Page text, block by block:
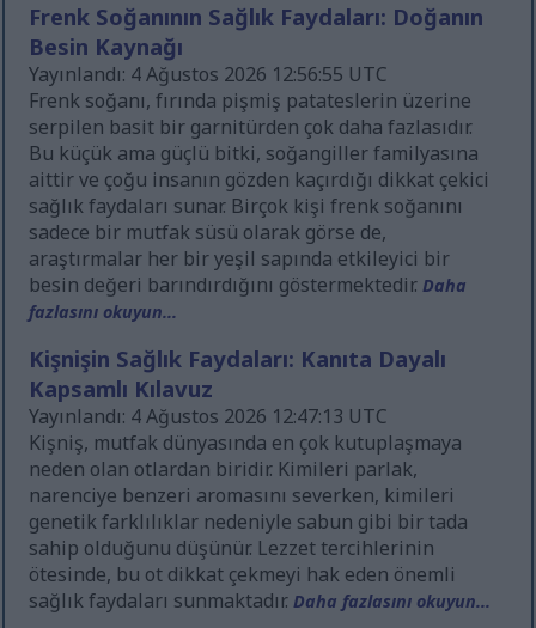
Frenk Soğanının Sağlık Faydaları: Doğanın
Besin Kaynağı
Yayınlandı: 4 Ağustos 2026 12:56:55 UTC
Frenk soğanı, fırında pişmiş patateslerin üzerine
serpilen basit bir garnitürden çok daha fazlasıdır.
Bu küçük ama güçlü bitki, soğangiller familyasına
aittir ve çoğu insanın gözden kaçırdığı dikkat çekici
sağlık faydaları sunar. Birçok kişi frenk soğanını
sadece bir mutfak süsü olarak görse de,
araştırmalar her bir yeşil sapında etkileyici bir
besin değeri barındırdığını göstermektedir.Daha
fazlasını okuyun...
Kişnişin Sağlık Faydaları: Kanıta Dayalı
Kapsamlı Kılavuz
Yayınlandı: 4 Ağustos 2026 12:47:13 UTC
Kişniş, mutfak dünyasında en çok kutuplaşmaya
neden olan otlardan biridir. Kimileri parlak,
narenciye benzeri aromasını severken, kimileri
genetik farklılıklar nedeniyle sabun gibi bir tada
sahip olduğunu düşünür. Lezzet tercihlerinin
ötesinde, bu ot dikkat çekmeyi hak eden önemli
sağlık faydaları sunmaktadır.Daha fazlasını okuyun...